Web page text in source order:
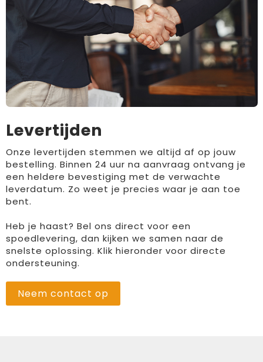
Levertijden
Onze levertijden stemmen we altijd af op jouw
bestelling. Binnen 24 uur na aanvraag ontvang je
een heldere bevestiging met de verwachte
leverdatum. Zo weet je precies waar je aan toe
bent.
Heb je haast? Bel ons direct voor een
spoedlevering, dan kijken we samen naar de
snelste oplossing. Klik hieronder voor directe
ondersteuning.
Neem contact op